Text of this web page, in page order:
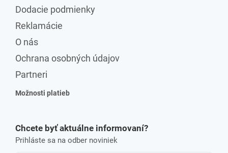
Dodacie podmienky
Reklamácie
O nás
Ochrana osobných údajov
Partneri
Možnosti platieb
Chcete byť aktuálne informovaní?
Prihláste sa na odber noviniek